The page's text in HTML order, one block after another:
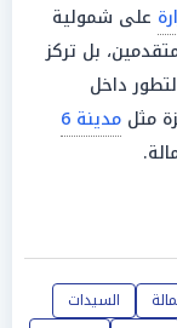
على شمولية
بل تركز
داخل
مثل
مدينة 6
السيدات